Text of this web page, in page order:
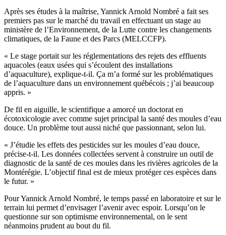
Après ses études à la maîtrise, Yannick Arnold Nombré a fait ses
premiers pas sur le marché du travail en effectuant un stage au
ministère de l’Environnement, de la Lutte contre les changements
climatiques, de la Faune et des Parcs (MELCCFP).
« Le stage portait sur les réglementations des rejets des effluents
aquacoles (eaux usées qui s’écoulent des installations
d’aquaculture), explique-t-il. Ça m’a formé sur les problématiques
de l’aquaculture dans un environnement québécois ; j’ai beaucoup
appris. »
De fil en aiguille, le scientifique a amorcé un doctorat en
écotoxicologie avec comme sujet principal la santé des moules d’eau
douce. Un problème tout aussi niché que passionnant, selon lui.
« J’étudie les effets des pesticides sur les moules d’eau douce,
précise-t-il. Les données collectées servent à construire un outil de
diagnostic de la santé de ces moules dans les rivières agricoles de la
Montérégie. L’objectif final est de mieux protéger ces espèces dans
le futur. »
Pour Yannick Arnold Nombré, le temps passé en laboratoire et sur le
terrain lui permet d’envisager l’avenir avec espoir. Lorsqu’on le
questionne sur son optimisme environnemental, on le sent
néanmoins prudent au bout du fil.